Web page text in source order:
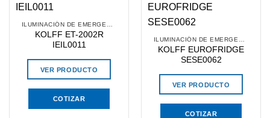
KOLFF ET-2002R
IEIL0011
VER PRODUCTO
COTIZAR
KOLFF EUROFRIDGE
SESE0062
VER PRODUCTO
COTIZAR